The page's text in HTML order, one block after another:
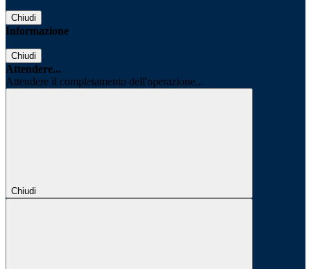
Chiudi
Informazione
Chiudi
Attendere...
Attendere il completamento dell'operazione...
Chiudi